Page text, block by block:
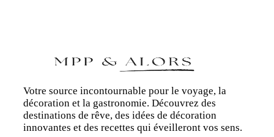
Votre source incontournable pour le voyage, la
décoration et la gastronomie. Découvrez des
destinations de rêve, des idées de décoration
innovantes et des recettes qui éveilleront vos sens.